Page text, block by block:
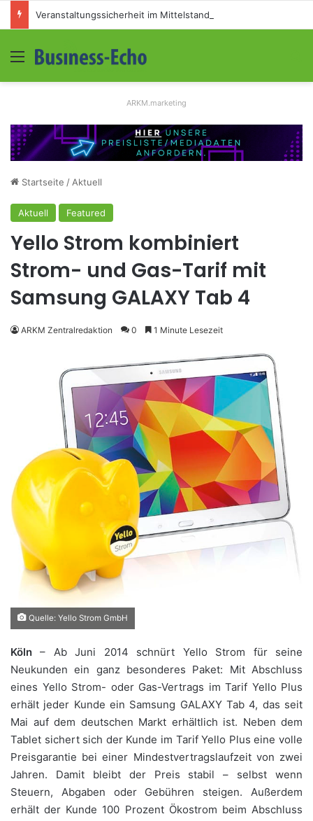
Menü
ARKM.marketing
Startseite / Aktuell
Aktuell Featured
Yello Strom kombiniert
Strom- und Gas-Tarif mit
Samsung GALAXY Tab 4
ARKM Zentralredaktion 0 1 Minute Lesezeit
Quelle: Yello Strom GmbH
Köln – Ab Juni 2014 schnürt Yello Strom für seine
Neukunden ein ganz besonderes Paket: Mit Abschluss
eines Yello Strom- oder Gas-Vertrags im Tarif Yello Plus
erhält jeder Kunde ein Samsung GALAXY Tab 4, das seit
Mai auf dem deutschen Markt erhältlich ist. Neben dem
Tablet sichert sich der Kunde im Tarif Yello Plus eine volle
Preisgarantie bei einer Mindestvertragslaufzeit von zwei
Jahren. Damit bleibt der Preis stabil – selbst wenn
Steuern, Abgaben oder Gebühren steigen. Außerdem
erhält der Kunde 100 Prozent Ökostrom beim Abschluss